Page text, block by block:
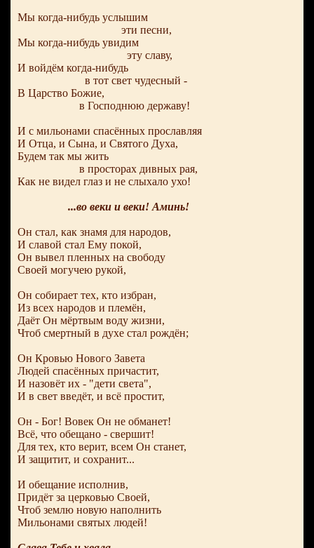
Мы когда-нибудь услышим
эти песни,
Мы когда-нибудь увидим
эту славу,
И войдём когда-нибудь
в тот свет чудесный -
В Царство Божие,
в Господнюю державу!
И с мильонами спасённых прославляя
И Отца, и Сына, и Святого Духа,
Будем так мы жить
в просторах дивных рая,
Как не видел глаз и не слыхало ухо!
...во веки и веки! Аминь!
Он стал, как знамя для народов,
И славой стал Ему покой,
Он вывел пленных на свободу
Своей могучею рукой,
Он собирает тех, кто избран,
Из всех народов и племён,
Даёт Он мёртвым воду жизни,
Чтоб смертный в духе стал рождён;
Он Кровью Нового Завета
Людей спасённых причастит,
И назовёт их - "дети света",
И в свет введёт, и всё простит,
Он - Бог! Вовек Он не обманет!
Всё, что обещано - свершит!
Для тех, кто верит, всем Он станет,
И защитит, и сохранит...
И обещание исполнив,
Придёт за церковью Своей,
Чтоб землю новую наполнить
Мильонами святых людей!